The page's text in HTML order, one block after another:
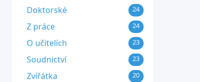
Doktorské 24
Z práce 24
O učitelích 23
Soudnictví 23
Zvířátka 20